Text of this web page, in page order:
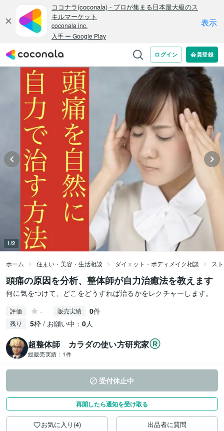
1/2
ホーム 住まい・美容・生活相談 ダイエット・ボディメイク相談 ス
頭痛の原因を分析、整体師が自力治癒法を教えます
何に気をつけて、どこをどうすれば治るかをレクチャーします。
評価 - 販売実績 0件
残り 5枠 / お願い中： 0人
超整体師 カラダの使い方研究家
総販売実績： 1件
受付休止中
再開したら通知を受け取る
お気に入り(4) 出品者に質問